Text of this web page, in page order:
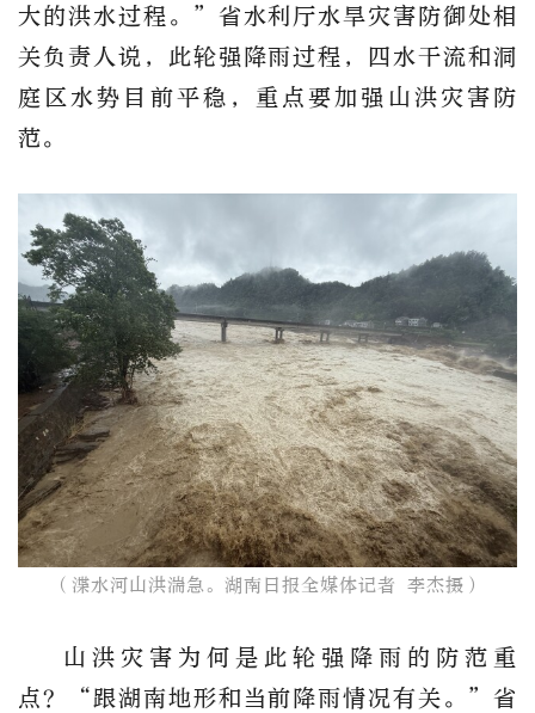
大的洪水过程。”省水利厅水旱灾害防御处相
关负责人说，此轮强降雨过程，四水干流和洞
庭区水势目前平稳，重点要加强山洪灾害防
范。
（渫水河山洪湍急。湖南日报全媒体记者 李杰摄）
山洪灾害为何是此轮强降雨的防范重
点？“跟湖南地形和当前降雨情况有关。”省